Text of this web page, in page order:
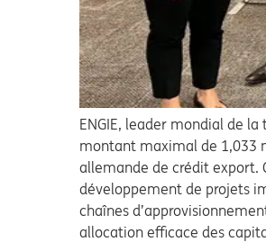
ENGIE, leader mondial de
montant maximal de 1,033
allemande de crédit export.
développement de projets
chaînes
allocation efficace des